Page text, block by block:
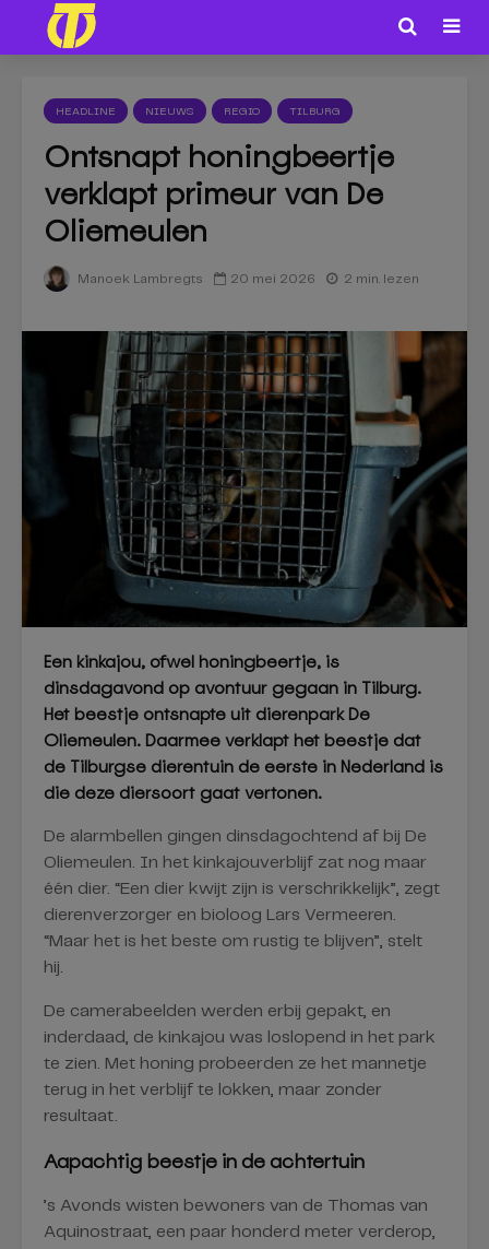
HEADLINE NIEUWS REGIO TILBURG
Ontsnapt honingbeertje
verklapt primeur van De
Oliemeulen
Manoek Lambregts 20 mei 2026 2 min. lezen
Een kinkajou, ofwel honingbeertje, is
dinsdagavond op avontuur gegaan in Tilburg.
Het beestje ontsnapte uit dierenpark De
Oliemeulen. Daarmee verklapt het beestje dat
de Tilburgse dierentuin de eerste in Nederland is
die deze diersoort gaat vertonen.
De alarmbellen gingen dinsdagochtend af bij De
Oliemeulen. In het kinkajouverblijf zat nog maar
één dier. “Een dier kwijt zijn is verschrikkelijk”, zegt
dierenverzorger en bioloog Lars Vermeeren.
“Maar het is het beste om rustig te blijven”, stelt
hij.
De camerabeelden werden erbij gepakt, en
inderdaad, de kinkajou was loslopend in het park
te zien. Met honing probeerden ze het mannetje
terug in het verblijf te lokken, maar zonder
resultaat.
Aapachtig beestje in de achtertuin
’s Avonds wisten bewoners van de Thomas van
Aquinostraat, een paar honderd meter verderop,